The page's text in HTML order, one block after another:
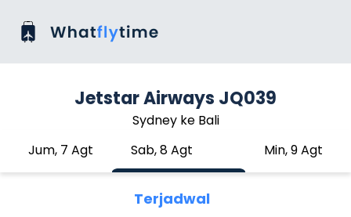
Jetstar Airways JQ039
Sydney ke Bali
Jum, 7 Agt
Sab, 8 Agt Min, 9 Agt
Terjadwal